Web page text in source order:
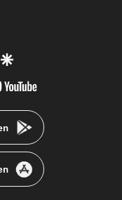
google
youtube-